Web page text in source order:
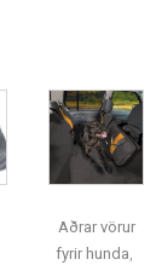
Aðrar vörur
fyrir hunda